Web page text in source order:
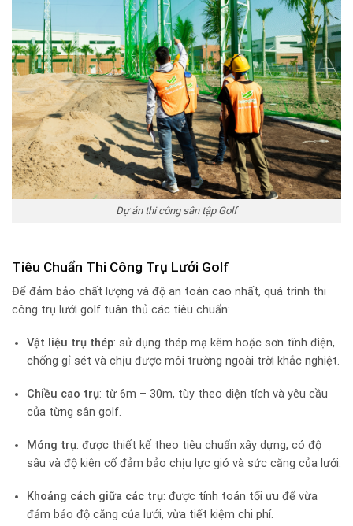
Dự án thi công sân tập Golf
Tiêu Chuẩn Thi Công Trụ Lưới Golf
Để đảm bảo chất lượng và độ an toàn cao nhất, quá trình thi
công trụ lưới golf tuân thủ các tiêu chuẩn:
Vật liệu trụ thép: sử dụng thép mạ kẽm hoặc sơn tĩnh điện,
chống gỉ sét và chịu được môi trường ngoài trời khắc nghiệt.
Chiều cao trụ: từ 6m – 30m, tùy theo diện tích và yêu cầu
của từng sân golf.
Móng trụ: được thiết kế theo tiêu chuẩn xây dựng, có độ
sâu và độ kiên cố đảm bảo chịu lực gió và sức căng của lưới.
Khoảng cách giữa các trụ: được tính toán tối ưu để vừa
đảm bảo độ căng của lưới, vừa tiết kiệm chi phí.